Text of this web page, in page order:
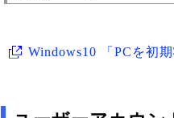
Windows10 「PCを初